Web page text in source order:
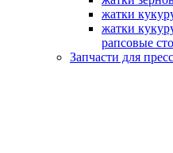
жатки
жатки
рапсовые
Запчасти для